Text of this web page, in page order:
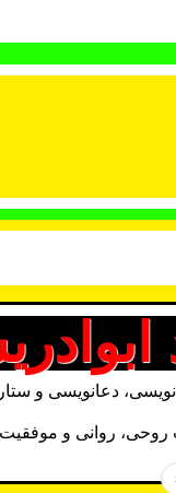
دعانویسی و
روحی، روانی و